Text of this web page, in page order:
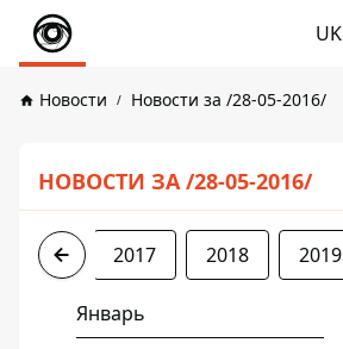
UK
Новости Новости за /28-05-2016/
НОВОСТИ ЗА /28-05-2016/
2016 2017 2018 2019
Январь